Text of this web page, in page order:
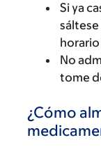
Si ya
No
tome
¿Cómo